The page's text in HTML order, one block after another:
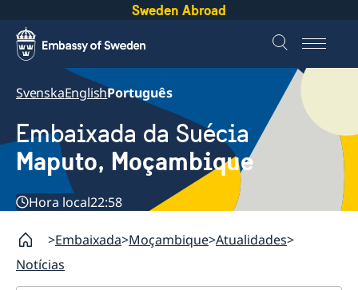
Sweden Abroad
SvenskaEnglishPortuguês
Embaixada da Suécia
Maputo, Moçambique
Hora local22:58
Embaixada Moçambique Atualidades
Notícias